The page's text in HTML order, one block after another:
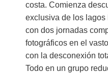
costa. Comienza
exclusiva de los
con dos jornadas
fotográficos en el
con la desconexión
Todo en un grupo